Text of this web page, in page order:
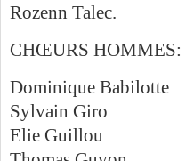
Rozenn Talec.
CHŒURS HOMMES:
Dominique Babilotte
Sylvain Giro
Elie Guillou